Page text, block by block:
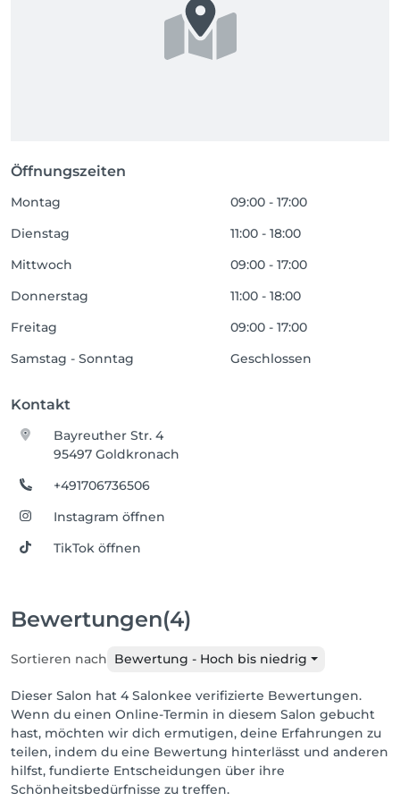
Öffnungszeiten
Montag
09:00 - 17:00
Dienstag
11:00 - 18:00
Mittwoch
09:00 - 17:00
Donnerstag
11:00 - 18:00
Freitag
09:00 - 17:00
Samstag - Sonntag
Geschlossen
Kontakt
Bayreuther Str. 4
95497 Goldkronach
+491706736506
Instagram öffnen
TikTok öffnen
Bewertungen(4)
Sortieren nach Bewertung - Hoch bis niedrig
Dieser Salon hat 4 Salonkee verifizierte Bewertungen.
Wenn du einen Online-Termin in diesem Salon gebucht
hast, möchten wir dich ermutigen, deine Erfahrungen zu
teilen, indem du eine Bewertung hinterlässt und anderen
hilfst, fundierte Entscheidungen über ihre
Schönheitsbedürfnisse zu treffen.